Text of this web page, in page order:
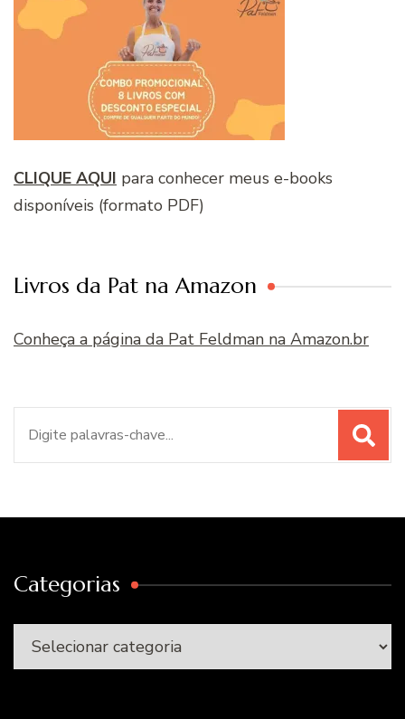
CLIQUE AQUI para conhecer meus e-books
disponíveis (formato PDF)
Livros da Pat na Amazon
Conheça a página da Pat Feldman na Amazon.br
Categorias
Categorias